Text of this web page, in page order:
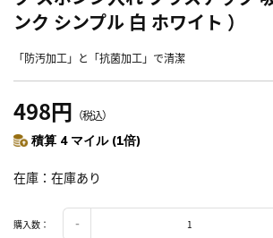
ンク シンプル 白 ホワイト ）
「防汚加工」と「抗菌加工」で清潔
498円 （税込）
積算 4 マイル (1倍)
在庫 在庫あり
購入数：